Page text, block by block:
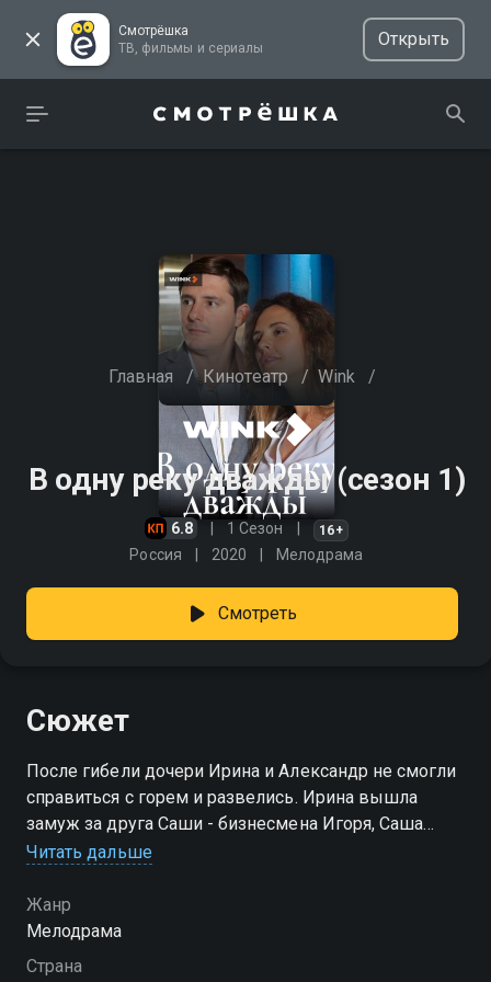
Смотрёшка
ТВ, фильмы и сериалы
Открыть
Главная / Кинотеатр / Wink /
В одну реку дважды (сезон 1)
6.8 1 Сезон 16+
Россия 2020 Мелодрама
Смотреть
Сюжет
После гибели дочери Ирина и Александр не смогли
справиться с горем и развелись. Ирина вышла
замуж за друга Саши - бизнесмена Игоря, Саша
тоже устроил свою жизнь с другой женщиной. Но
каждый год, чтобы вспоминать малышку.
Постепенно Ирина понимает, что любит бывшего
мужа, и он тоже не может без нее жить. Тайком они
Читать дальше
Жанр
Мелодрама
Страна